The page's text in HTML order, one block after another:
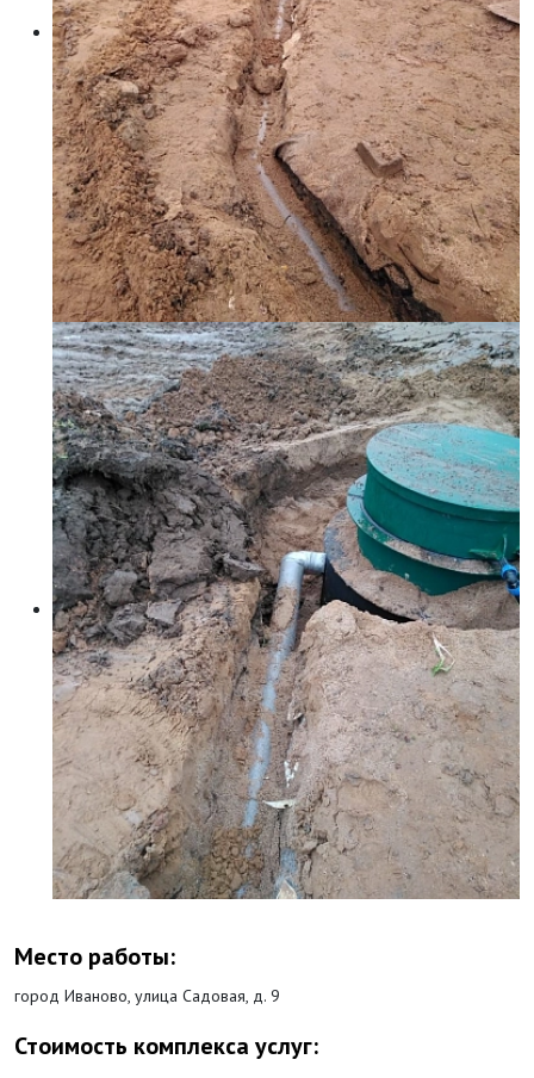
Место работы:
город Иваново, улица Садовая, д. 9
Стоимость комплекса услуг: